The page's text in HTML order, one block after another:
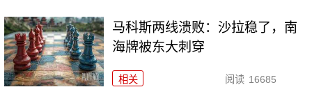
马科斯两线溃败：沙拉稳了，南
海牌被东大刺穿
相关 阅读 16685